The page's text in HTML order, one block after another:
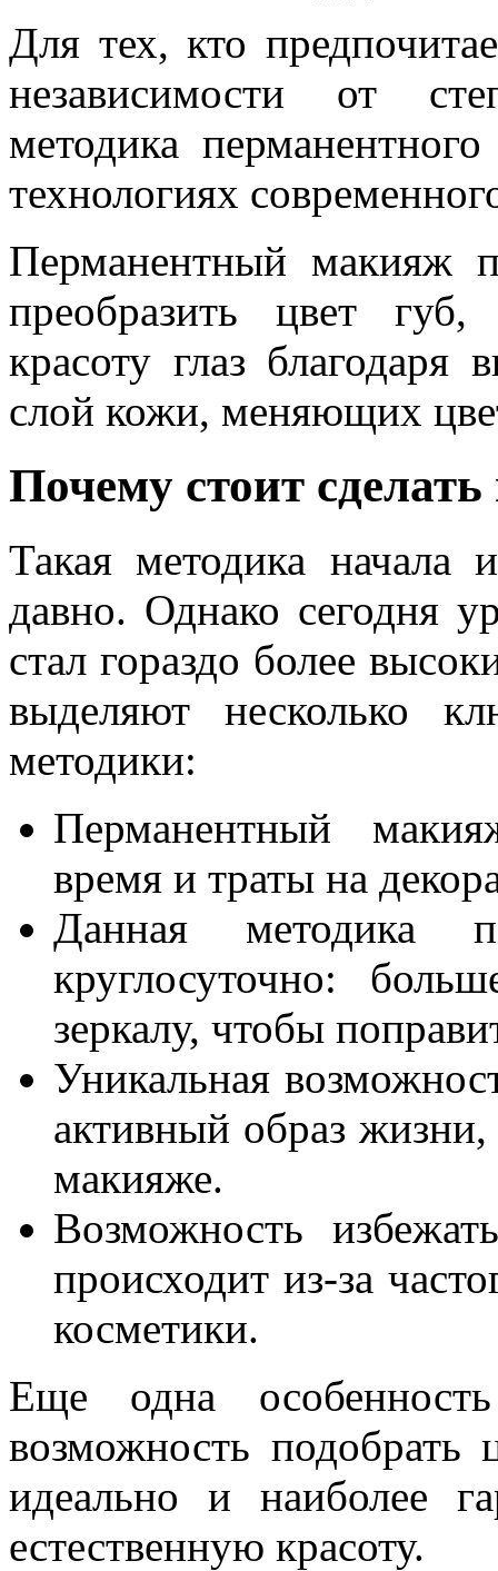
Для тех, кто
независимости от
методика
технологиях
Перманентный макияж
преобразить цвет
красоту глаз благодаря
слой кожи, меняющих
Почему стоит
Такая методика начала
давно. Однако сегодня
стал гораздо более
выделяют несколько
методики:
Перманентный
время и траты на
Данная методика
круглосуточно:
зеркалу, чтобы
Уникальная
активный образ
макияже.
Возможность
происходит из-за
косметики.
Еще одна
возможность
идеально и наиболее
естественную красоту.